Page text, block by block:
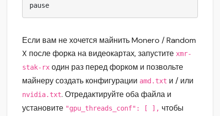
pause
Если вам не хочется майнить Monero / Random
X после форка на видеокартах, запустите xmr-
stak-rx один раз перед форком и позвольте
майнеру создать конфигурации amd.txt и / или
nvidia.txt. Отредактируйте оба файла и
установите "gpu_threads_conf": [ ], чтобы